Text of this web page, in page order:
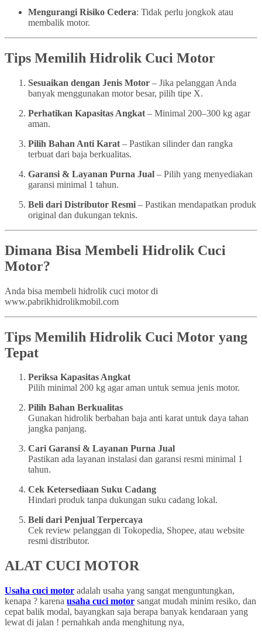
Mengurangi Risiko Cedera: Tidak perlu jongkok atau
membalik motor.
Tips Memilih Hidrolik Cuci Motor
Sesuaikan dengan Jenis Motor – Jika pelanggan Anda
banyak menggunakan motor besar, pilih tipe X.
Perhatikan Kapasitas Angkat – Minimal 200–300 kg agar
aman.
Pilih Bahan Anti Karat – Pastikan silinder dan rangka
terbuat dari baja berkualitas.
Garansi & Layanan Purna Jual – Pilih yang menyediakan
garansi minimal 1 tahun.
Beli dari Distributor Resmi – Pastikan mendapatkan produk
original dan dukungan teknis.
Dimana Bisa Membeli Hidrolik Cuci
Motor?
Anda bisa membeli hidrolik cuci motor di
www.pabrikhidrolikmobil.com
Tips Memilih Hidrolik Cuci Motor yang
Tepat
Periksa Kapasitas Angkat
Pilih minimal 200 kg agar aman untuk semua jenis motor.
Pilih Bahan Berkualitas
Gunakan hidrolik berbahan baja anti karat untuk daya tahan
jangka panjang.
Cari Garansi & Layanan Purna Jual
Pastikan ada layanan instalasi dan garansi resmi minimal 1
tahun.
Cek Ketersediaan Suku Cadang
Hindari produk tanpa dukungan suku cadang lokal.
Beli dari Penjual Terpercaya
Cek review pelanggan di Tokopedia, Shopee, atau website
resmi distributor.
ALAT CUCI MOTOR
Usaha cuci motor adalah usaha yang sangat menguntungkan,
kenapa ? karena usaha cuci motor sangat mudah minim resiko, dan
cepat balik modal, bayangkan saja berapa banyak kendaraan yang
lewat di jalan ! pernahkah anda menghitung nya,